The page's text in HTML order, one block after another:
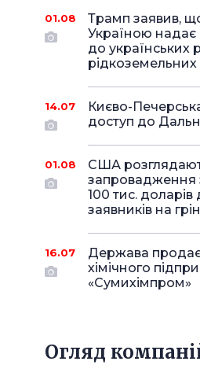
01.08
Трамп заявив,
Україною
до українських
рідкоземельних
14.07
Києво-
доступ до
01.08
США
запровадження
100 тис.
заявників на
16.07
Держава
хімічного
«Сумихімпром»
Огляд